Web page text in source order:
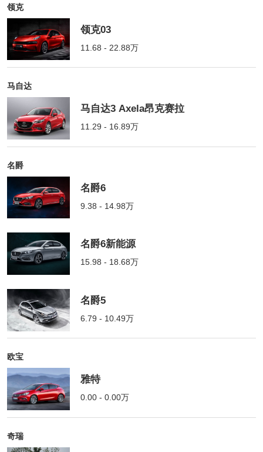
领克
领克03
11.68 - 22.88万
马自达
马自达3 Axela昂克赛拉
11.29 - 16.89万
名爵
名爵6
9.38 - 14.98万
名爵6新能源
15.98 - 18.68万
名爵5
6.79 - 10.49万
欧宝
雅特
0.00 - 0.00万
奇瑞